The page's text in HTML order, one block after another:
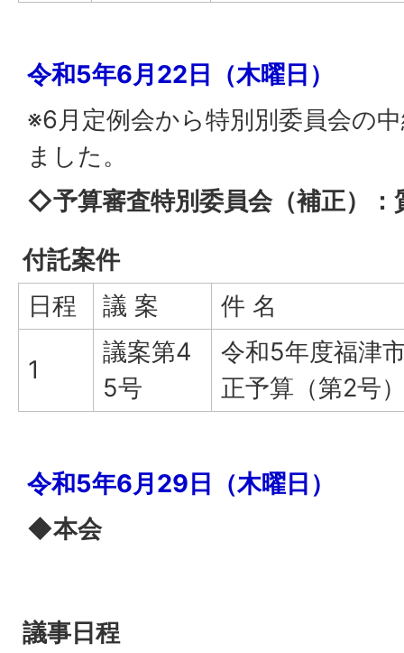
令和5年6月22日（木曜日）
※6月定例会から特別別委員会の
ました。
◇予算審査特別委員会（補正）：
付託案件
日程
議 案 件 名
1
議案第4
5号
令和5年度福津
正予算（第2号
令和5年6月29日（木曜日）
◆本会
議事日程